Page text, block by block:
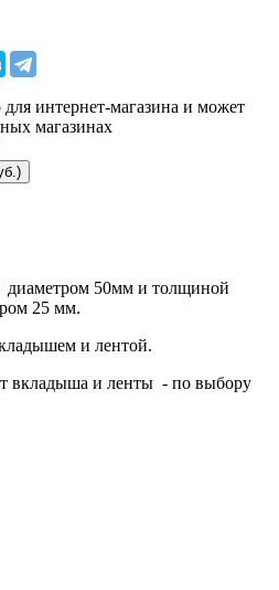
интернет-магазина и может
магазинах
диаметром 50мм и толщиной
25 мм.
и лентой.
вкладыша и ленты - по выбору